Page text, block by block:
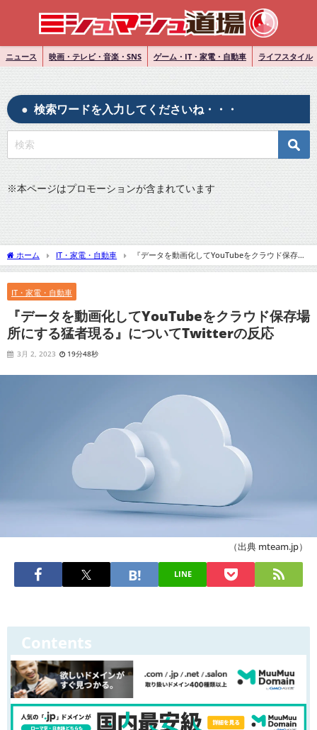
ニュース 映画・テレビ・音楽・SNS ゲーム・IT・家電・自動車 ライフスタイル
検索ワードを入力してくださいね・・・
※本ページはプロモーションが含まれています
ホーム IT・家電・自動車
『データを動画化してYouTubeをクラウド保存場
所にする猛者現る』についてTwitterの反応
IT・家電・自動車
『データを動画化してYouTubeをクラウド保存場
所にする猛者現る』についてTwitterの反応
3月 2, 2023 19分48秒
（出典 mteam.jp）
LINE
Contents